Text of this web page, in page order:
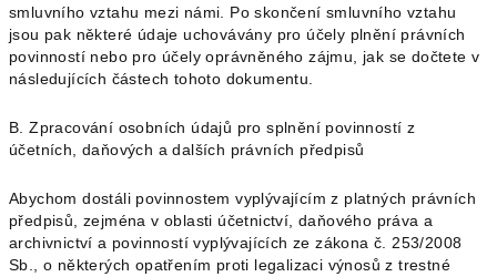
smluvního vztahu mezi námi. Po skončení smluvního vztahu
jsou pak některé údaje uchovávány pro účely plnění právních
povinností nebo pro účely oprávněného zájmu, jak se dočtete v
následujících částech tohoto dokumentu.
B. Zpracování osobních údajů pro splnění povinností z
účetních, daňových a dalších právních předpisů
Abychom dostáli povinnostem vyplývajícím z platných právních
předpisů, zejména v oblasti účetnictví, daňového práva a
archivnictví a povinností vyplývajících ze zákona č. 253/2008
Sb., o některých opatřením proti legalizaci výnosů z trestné